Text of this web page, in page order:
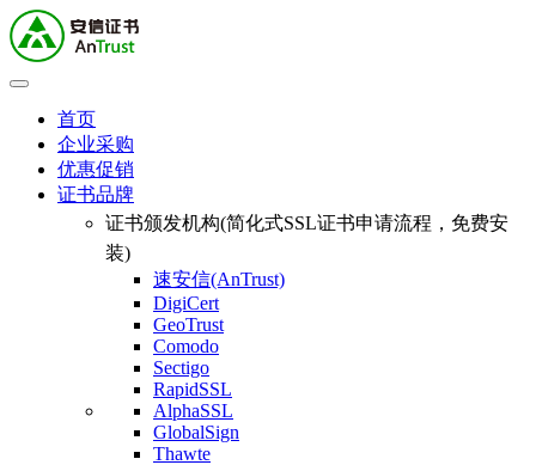
首页
企业采购
优惠促销
证书品牌
证书颁发机构(简化式SSL证书申请流程，免费安
装)
速安信(AnTrust)
DigiCert
GeoTrust
Comodo
Sectigo
RapidSSL
AlphaSSL
GlobalSign
Thawte